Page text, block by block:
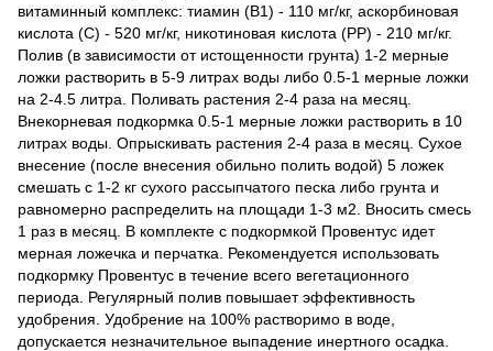
витаминный комплекс: тиамин (В1) - 110 мг/кг, аскорбиновая
кислота (С) - 520 мг/кг, никотиновая кислота (РР) - 210 мг/кг.
Полив (в зависимости от истощенности грунта) 1-2 мерные
ложки растворить в 5-9 литрах воды либо 0.5-1 мерные ложки
на 2-4.5 литра. Поливать растения 2-4 раза на месяц.
Внекорневая подкормка 0.5-1 мерные ложки растворить в 10
литрах воды. Опрыскивать растения 2-4 раза в месяц. Сухое
внесение (после внесения обильно полить водой) 5 ложек
смешать с 1-2 кг сухого рассыпчатого песка либо грунта и
равномерно распределить на площади 1-3 м2. Вносить смесь
1 раз в месяц. В комплекте с подкормкой Провентус идет
мерная ложечка и перчатка. Рекомендуется использовать
подкормку Провентус в течение всего вегетационного
периода. Регулярный полив повышает эффективность
удобрения. Удобрение на 100% растворимо в воде,
допускается незначительное выпадение инертного осадка.